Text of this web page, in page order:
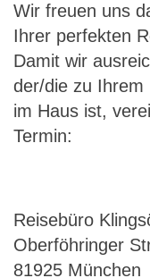
Wir freuen uns
Ihrer perfekten
Damit wir
der/die zu Ihrem
im Haus ist,
Termin:
Reisebüro
Oberföhringer
81925 München